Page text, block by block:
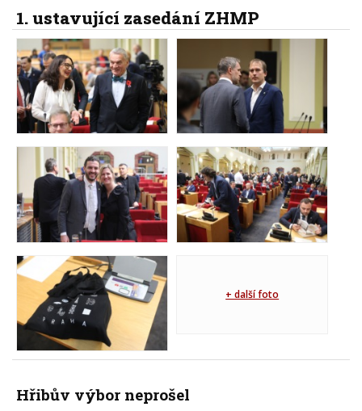
1. ustavující zasedání ZHMP
+ další foto
Hřibův výbor neprošel